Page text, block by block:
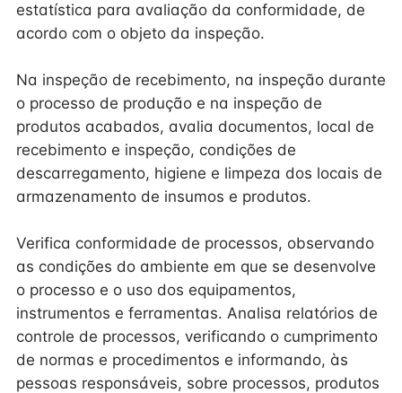
estatística para avaliação da conformidade, de
acordo com o objeto da inspeção.
Na inspeção de recebimento, na inspeção durante
o processo de produção e na inspeção de
produtos acabados, avalia documentos, local de
recebimento e inspeção, condições de
descarregamento, higiene e limpeza dos locais de
armazenamento de insumos e produtos.
Verifica conformidade de processos, observando
as condições do ambiente em que se desenvolve
o processo e o uso dos equipamentos,
instrumentos e ferramentas. Analisa relatórios de
controle de processos, verificando o cumprimento
de normas e procedimentos e informando, às
pessoas responsáveis, sobre processos, produtos